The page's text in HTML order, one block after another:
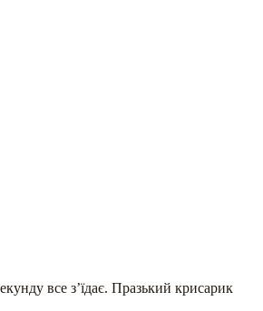
все зʼїдає. Празький крисарик